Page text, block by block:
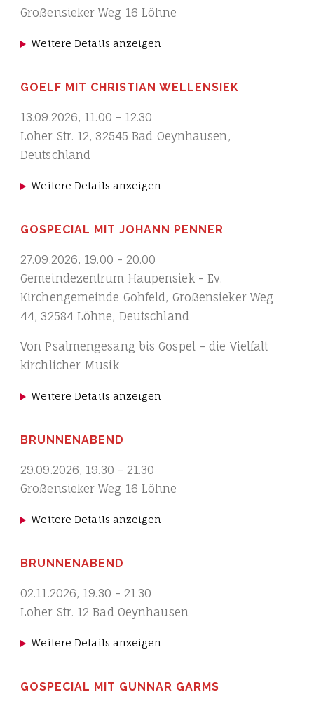
Großensieker Weg 16 Löhne
Weitere Details anzeigen
GOELF MIT CHRISTIAN WELLENSIEK
13.09.2026, 11.00 - 12.30
Loher Str. 12, 32545 Bad Oeynhausen,
Deutschland
Weitere Details anzeigen
GOSPECIAL MIT JOHANN PENNER
27.09.2026, 19.00 - 20.00
Gemeindezentrum Haupensiek - Ev.
Kirchengemeinde Gohfeld, Großensieker Weg
44, 32584 Löhne, Deutschland
Von Psalmengesang bis Gospel – die Vielfalt
kirchlicher Musik
Weitere Details anzeigen
BRUNNENABEND
29.09.2026, 19.30 - 21.30
Großensieker Weg 16 Löhne
Weitere Details anzeigen
BRUNNENABEND
02.11.2026, 19.30 - 21.30
Loher Str. 12 Bad Oeynhausen
Weitere Details anzeigen
GOSPECIAL MIT GUNNAR GARMS